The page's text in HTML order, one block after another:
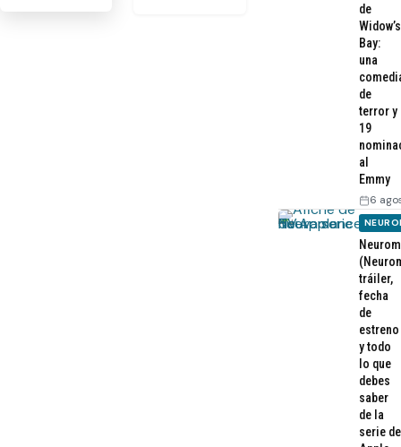
de
Widow’s
Bay:
una
de
terror y
19
al
Emmy
6
tráiler,
fecha
de
estreno
y todo
lo que
debes
saber
de la
serie de